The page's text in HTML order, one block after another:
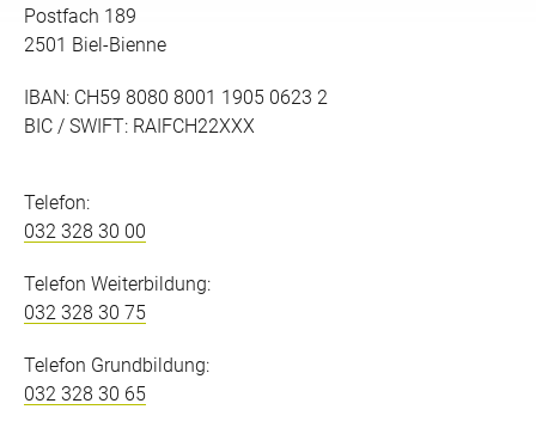
Postfach 189
2501 Biel-Bienne
IBAN: CH59 8080 8001 1905 0623 2
BIC / SWIFT: RAIFCH22XXX
Telefon:
032 328 30 00
Telefon Weiterbildung:
032 328 30 75
Telefon Grundbildung:
032 328 30 65